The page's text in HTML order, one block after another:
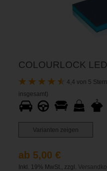
COLOURLOCK
4,4 von 5
insgesamt)
Varianten zeigen
ab 5,00 €
Inkl. 19% MwSt., zzgl.